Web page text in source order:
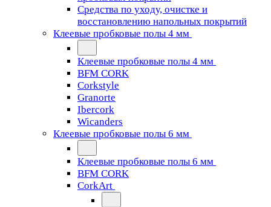
Средства по уходу, очистке и
восстановлению напольных покрытий
Клеевые пробковые полы 4 мм
Клеевые пробковые полы 4 мм
BFM CORK
Corkstyle
Granorte
Ibercork
Wicanders
Клеевые пробковые полы 6 мм
Клеевые пробковые полы 6 мм
BFM CORK
CorkArt